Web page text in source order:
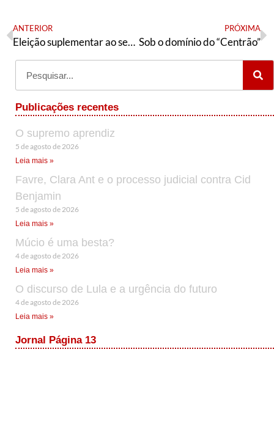
ANTERIOR
Eleição suplementar ao senado no Mato Grosso e a luta contra o coronelismo e o golpismo
PRÓXIMA
Sob o domínio do “Centrão”
Publicações recentes
O supremo aprendiz
5 de agosto de 2026
Leia mais »
Favre, Clara Ant e o processo judicial contra Cid
Benjamin
5 de agosto de 2026
Leia mais »
Múcio é uma besta?
4 de agosto de 2026
Leia mais »
O discurso de Lula e a urgência do futuro
4 de agosto de 2026
Leia mais »
Jornal Página 13